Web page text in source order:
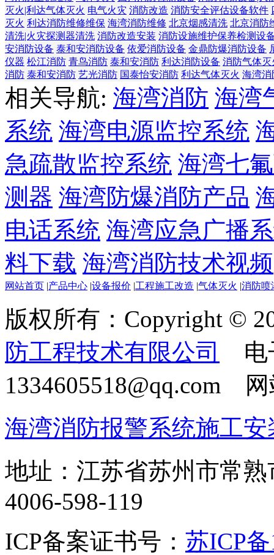
灭火|利达气体灭火 电气火灾 消防改造 消防安全评估设备软件
灭火 利达消防维修维保 海湾消防维修 北京烟感清洗 北京消防
清洗|火灾探测器清洗 消防改造安装 消防设施维护保养检测设
安消防设备 泰和安消防设备 依爱消防设备 金鼎防爆消防设备
仪器 松江消防 青鸟消防 泰和安消防 利达消防设备 消防气体灭
消防 泰和安消防 艺光消防 国泰怡安消防 利达气体灭火 海湾消
相关导航: 海湾消防 海湾
系统 海湾电源监控系统
急疏散监控系统 海湾七
测器 海湾防爆消防产品
电话系统 海湾应急广播
料下载 海湾消防技术视频
网站首页 |产品中心 |设备报价 |工程施工改造 |气体灭火 |消防喷
版权所有：Copyright ©
防工程技术有限公司
电
1334605518@qq.com
海湾消防报警系统施工
地址：江苏省苏州市常
4006-598-119
ICP备案证书号： 苏ICP